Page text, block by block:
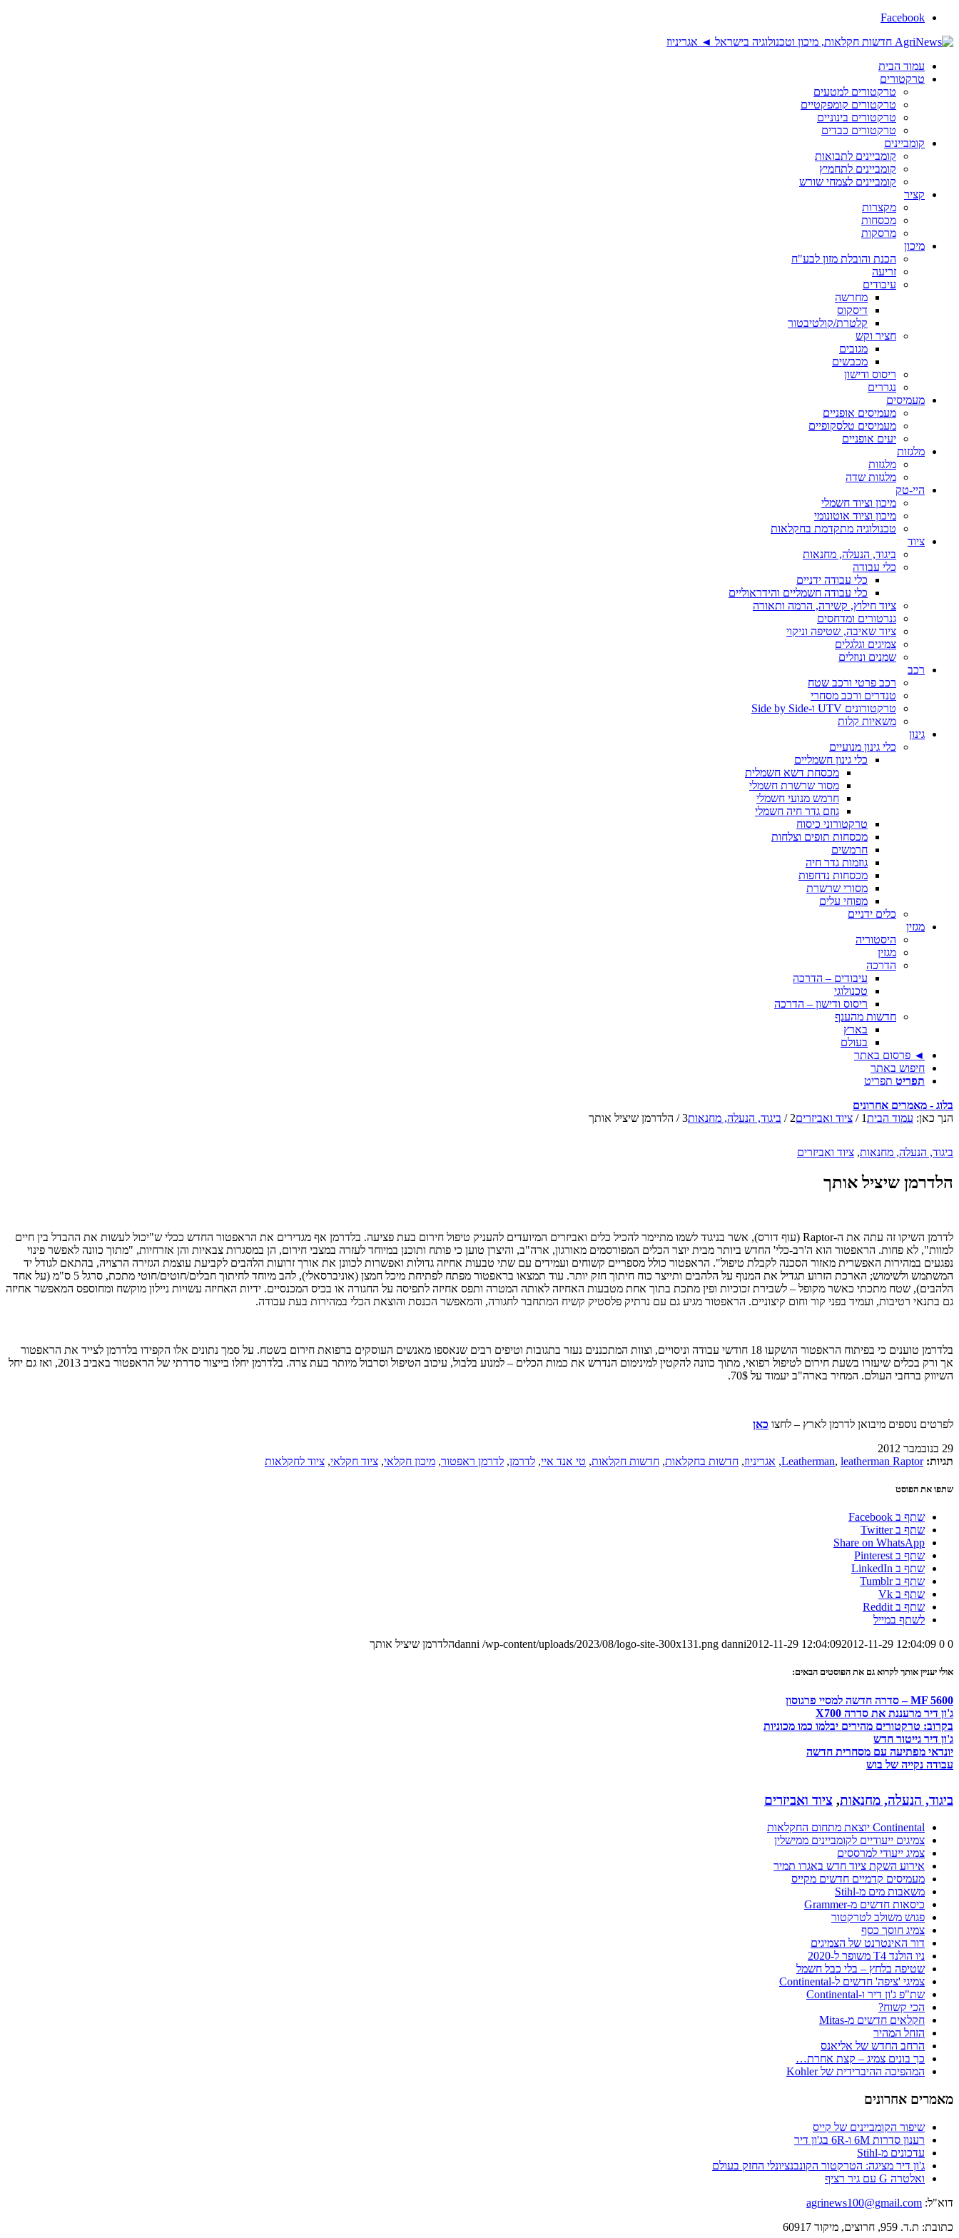
Facebook
עמוד הבית
טרקטורים
טרקטורים למטעים
טרקטורים קומפקטיים
טרקטורים בינוניים
טרקטורים כבדים
קומביינים
קומביינים לתבואות
קומביינים לתחמיץ
קומביינים לצמחי שורש
קציר
מקצרות
מכסחות
מרסקות
מיכון
הכנת והובלת מזון לבע"ח
זריעה
עיבודים
מחרשה
דיסקוס
קלטרת/קולטיבטור
חציר וקש
מגובים
מכבשים
ריסוס ודישון
נגררים
מעמיסים
מעמיסים אופניים
מעמיסים טלסקופיים
יעים אופניים
מלגזות
מלגזות
מלגזות שדה
היי-טק
מיכון וציוד חשמלי
מיכון וציוד אוטונומי
טכנולוגיה מתקדמת בחקלאות
ציוד
ביגוד, הנעלה, מחנאות
כלי עבודה
כלי עבודה ידניים
כלי עבודה חשמליים והידראוליים
ציוד חילוץ, קשירה, הרמה ותאורה
גנרטורים ומדחסים
ציוד שאיבה, שטיפה וניקוי
צמיגים וגלגלים
שמנים ונוזלים
רכב
רכב פרטי ורכב שטח
טנדרים ורכב מסחרי
טרקטורונים UTV ו-Side by Side
משאיות קלות
גינון
כלי גינון מנועיים
כלי גינון חשמליים
מכסחת דשא חשמלית
מסור שרשרת חשמלי
חרמש מנועי חשמלי
גוזם גדר חיה חשמלי
טרקטורוני כיסוח
מכסחות תופים וצלחות
חרמשים
גוזמות גדר חיה
מכסחות נדחפות
מסורי שרשרת
מפוחי עלים
כלים ידניים
מגזין
היסטוריה
מגזין
הדרכה
עיבודים – הדרכה
טכנולוגי
ריסוס ודישון – הדרכה
חדשות מהענף
בארץ
בעולם
◄ פרסום באתר
חיפוש באתר
תפריט תפריט
בלוג - מאמרים אחרונים
הנך כאן: עמוד הבית1
/ ציוד ואביזרים2
/ ביגוד, הנעלה, מחנאות3
/ הלדרמן שיציל אותך
ביגוד, הנעלה, מחנאות, ציוד ואביזרים
הלדרמן שיציל אותך
לדרמן השיקו זה עתה את ה-Raptor (עוף דורס), אשר בניגוד לשמו מתיימר להכיל כלים ואביזרים המיועדים להעניק טיפול חירום בעת פציעה. בלדרמן אף מגדירים את הראפטור החדש ככלי ש"יכול לעשות את ההבדל בין חיים
למוות", לא פחות. הראפטור הוא ה'רב-כלי' החדש ביותר מבית יוצר הכלים המפורסמים מאורגון, ארה"ב, והיצרן טוען כי פותח ותוכנן במיוחד לעזרה במצבי חירום, הן במסגרות צבאיות והן אזרחיות, "מתוך כוונה לאפשר פינוי
נפגעים במהירות האפשרית מאזור הסכנה לקבלת טיפול". הראפטור כולל מספריים קשוחים ועמידים עם שתי טבעות אחיזה גדולות ואפשרות לכוונן את אורך זרועות הלהבים לקביעת עוצמת הגזירה הרצויה, בהתאם לגודל יד
המשתמש ולשימוש; הארכת הזרוע תגדיל את המנוף על הלהבים ותייצר כוח חיתוך חזק יותר. עוד תמצאו בראפטור מפתח לפתיחת מיכל חמצן (אוניברסאלי), להב מיוחד לחיתוך חבלים/חוטים/חוטי מתכת, סרגל 5 ס"מ (על אחד
הלהבים), שטח מתכתי כאשר מקופל – לשבירת זכוכיות ופין מתכת בתוך אחת מטבעות האחיזה לאותה המטרה ותפס אחיזה לתפיסה על החגורה או בכיס המכנסיים. ידיות האחיזה עשויות ניילון מוקשח ומחוספס המאפשר אחיזה
גם בתנאי רטיבות, ועמיד בפני קור וחום קיצוניים. הראפטור מגיע גם עם נרתיק פלסטיק קשיח המתחבר לחגורה, והמאפשר הכנסת והוצאת הכלי במהירות בעת עבודה.
בלדרמן טוענים כי בפיתוח הראפטור הושקעו 18 חודשי עבודה וניסויים, וצוות המתכננים נעזר בתגובות וטיפים רבים שנאספו מאנשים העוסקים ברפואת חירום בשטח. על סמך נתונים אלו הקפידו בלדרמן לצייד את הראפטור
אך ורק בכלים שיעזרו בשעת חירום לטיפול רפואי, מתוך כוונה להקטין למינימום הנדרש את כמות הכלים – למנוע בלבול, עיכוב הטיפול וסרבול מיותר בעת צרה. בלדרמן יחלו בייצור סדרתי של הראפטור באביב 2013, ואז גם יחל
השיווק ברחבי העולם. המחיר בארה"ב יעמוד על 70$.
לפרטים נוספים מיבואן לדרמן לארץ – לחצו כאן
29 בנובמבר 2012
תגיות:
Leatherman, leatherman Raptor
, אגריניוז, חדשות בחקלאות, חדשות חקלאות, טי אנד איי, לדרמן, לדרמן ראפטור, מיכון חקלאי, ציוד חקלאי, ציוד לחקלאות
שתפו את הפוסט
שתף ב Facebook
שתף ב Twitter
Share on WhatsApp
שתף ב Pinterest
שתף ב LinkedIn
שתף ב Tumblr
שתף ב Vk
שתף ב Reddit
לשתף במייל
0
0
danni /wp-content/uploads/2023/08/logo-site-300x131.png danni2012-11-29 12:04:092012-11-29 12:04:09 הלדרמן שיציל אותך
אולי יעניין אותך לקרוא גם את הפוסטים הבאים:
MF 5600 – סדרה חדשה למסיי פרגוסון
ג'ון דיר מרעננת את סדרה X700
בקרוב: טרקטורים מהירים יבלמו כמו מכוניות
ג'ון דיר גייטור חדש
יונדאי מפתיעה עם מסחרית חדשה
עבודה נקייה של בוש
ביגוד, הנעלה, מחנאות, ציוד ואביזרים
Continental יוצאת מתחום החקלאות
צמיגים ייעודיים לקומביינים ממישלין
צמיג ייעודי למרססים
אירוע השקת ציוד חדש באגרו תמיר
מעמיסים קדמיים חדשים מקייס
משאבות מים מ-Stihl
כיסאות חדשים מ-Grammer
פגוש משולב לטרקטור
צמיג חוסך כסף
דור האינטרנט של הצמיגים
ניו הולנד T4 משופר ל-2020
שטיפה בלחץ – בלי כבל חשמל
צמיגי 'ציפה' חדשים ל-Continental
שת"פ ג'ון דיר ו-Continental
הכי קשוח?
חקלאים חדשים מ-Mitas
הזחל המהיר
הרחב החדש של אליאנס
כך בונים צמיג – קצת אחרת…
המהפיכה ההיברידית של Kohler
מאמרים אחרונים
שיפור הקומביינים של קייס
רענון סדרות 6M ו-6R בג'ון דיר
עדכונים מ-Stihl
ג'ון דיר מציגה: הטרקטור הקונבנציונלי החזק בעולם
ואלטרה G עם גיר רציף
דוא"ל: agrinews100@gmail.com
כתובת: ת.ד. 959, חרוצים, מיקוד 60917